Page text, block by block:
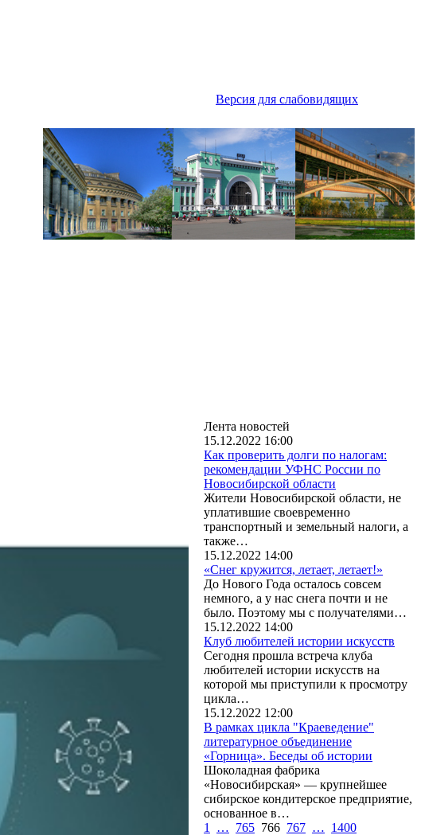
Версия для слабовидящих
Лента новостей
15.12.2022 16:00
Как проверить долги по налогам:
рекомендации УФНС России по
Новосибирской области
Жители Новосибирской области, не
уплатившие своевременно
транспортный и земельный налоги, а
также…
15.12.2022 14:00
«Снег кружится, летает, летает!»
До Нового Года осталось совсем
немного, а у нас снега почти и не
было. Поэтому мы с получателями…
15.12.2022 14:00
Клуб любителей истории искусств
Сегодня прошла встреча клуба
любителей истории искусств на
которой мы приступили к просмотру
цикла…
15.12.2022 12:00
В рамках цикла "Краеведение"
литературное объединение
«Горница». Беседы об истории
Шоколадная фабрика
«Новосибирская» — крупнейшее
сибирское кондитерское предприятие,
основанное в…
1
… 765 766 767 … 1400